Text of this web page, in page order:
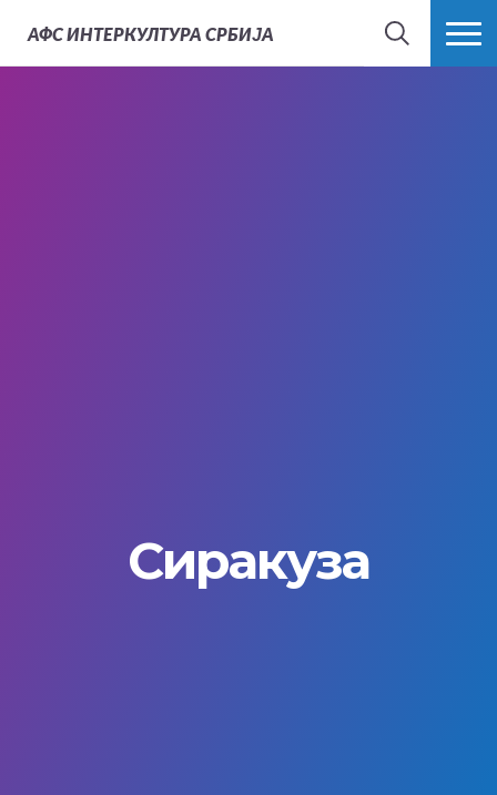
АФСИНТЕРКУЛТУРА СРБИЈА
ТРАЖИ ВИШЕ
Сиракуза